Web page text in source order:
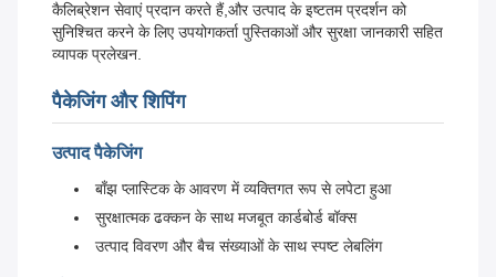
कैलिब्रेशन सेवाएं प्रदान करते हैं,और उत्पाद के इष्टतम प्रदर्शन को
सुनिश्चित करने के लिए उपयोगकर्ता पुस्तिकाओं और सुरक्षा जानकारी सहित
व्यापक प्रलेखन.
पैकेजिंग और शिपिंग
उत्पाद पैकेजिंग
बाँझ प्लास्टिक के आवरण में व्यक्तिगत रूप से लपेटा हुआ
सुरक्षात्मक ढक्कन के साथ मजबूत कार्डबोर्ड बॉक्स
उत्पाद विवरण और बैच संख्याओं के साथ स्पष्ट लेबलिंग